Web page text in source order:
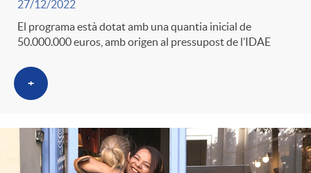
27/12/2022
El programa està dotat amb una quantia inicial de
50.000.000 euros, amb origen al pressupost de l’IDAE
+